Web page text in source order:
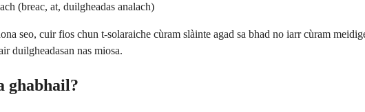
(breac, at, duilgheadas analach)
seo, cuir fios chun t-solaraiche cùram slàinte agad sa bhad no iarr cùram
duilgheadasan nas miosa.
ghabhail?